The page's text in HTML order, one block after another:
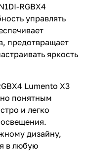
RGBX4
управлять
предотвращает
яркость
Lumento X3
понятным
и легко
дизайну,
в любую